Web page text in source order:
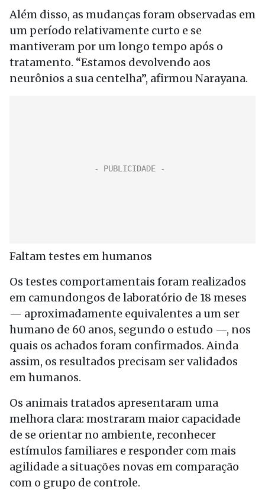
Além disso, as mudanças foram observadas em
um período relativamente curto e se
mantiveram por um longo tempo após o
tratamento. “Estamos devolvendo aos
neurônios a sua centelha”, afirmou Narayana.
Faltam testes em humanos
Os testes comportamentais foram realizados
em camundongos de laboratório de 18 meses
— aproximadamente equivalentes a um ser
humano de 60 anos, segundo o estudo —, nos
quais os achados foram confirmados. Ainda
assim, os resultados precisam ser validados
em humanos.
Os animais tratados apresentaram uma
melhora clara: mostraram maior capacidade
de se orientar no ambiente, reconhecer
estímulos familiares e responder com mais
agilidade a situações novas em comparação
com o grupo de controle.